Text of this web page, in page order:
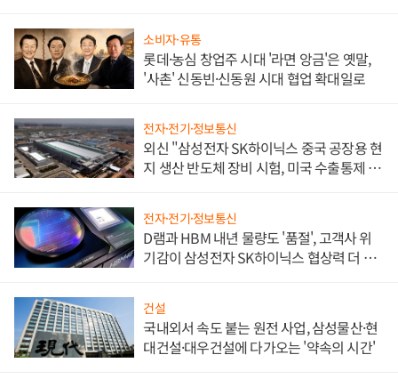
소비자·유통
롯데·농심 창업주 시대 '라면 앙금'은 옛말,
'사촌' 신동빈·신동원 시대 협업 확대일로
전자·전기·정보통신
외신 "삼성전자 SK하이닉스 중국 공장용 현
지 생산 반도체 장비 시험, 미국 수출통제 대
전자·전기·정보통신
D램과 HBM 내년 물량도 '품절', 고객사 위
기감이 삼성전자 SK하이닉스 협상력 더 키
건설
국내외서 속도 붙는 원전 사업, 삼성물산·현
대건설·대우건설에 다가오는 '약속의 시간'